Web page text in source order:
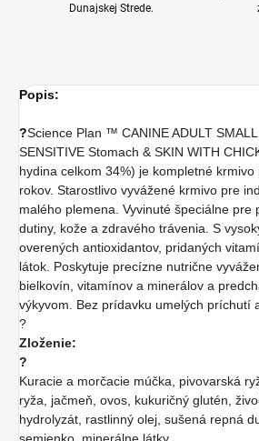
Dunajskej Strede.
Popis:
?Science Plan ™ CANINE ADULT
SENSITIVE Stomach & SKIN WITH
hydina celkom 34%) je kompletné
rokov. Starostlivo vyvážené krmivo pre
malého plemena. Vyvinuté špeciálne pre
dutiny, kože a zdravého trávenia. S
overených antioxidantov, pridaných
látok. Poskytuje precízne nutrične
bielkovín, vitamínov a minerálov a
výkyvom. Bez prídavku umelých príchutí
?
Zloženie:
?
Kuracie a morčacie múčka, pivovarská
ryža, jačmeň, ovos, kukuričný glutén,
hydrolyzát, rastlinný olej, sušená repná